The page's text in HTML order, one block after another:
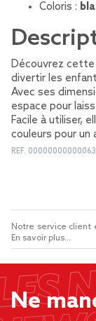
Coloris :
Découvrez cette
divertir les
Avec ses
espace pour
Facile à utiliser,
couleurs pour un
REF.
Notre service client
En savoir plus...
Ne